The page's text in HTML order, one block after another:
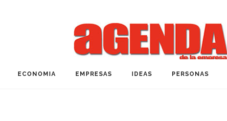
ECONOMIA EMPRESAS IDEAS PERSONAS